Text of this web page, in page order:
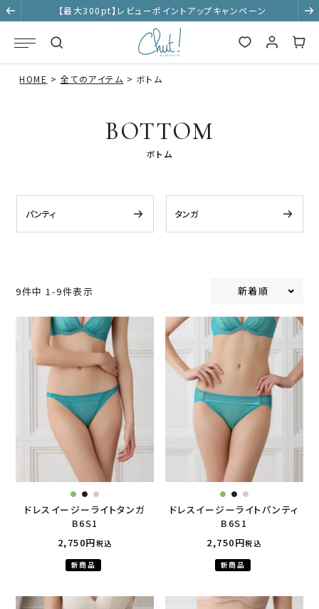
【最大300pt】レビューポイントアップキャンペーン
HOME 全てのアイテム ボトム
BOTTOM
ボトム
パンティ タンガ
新着順
9件中 1 -9件表示
ドレスイージーライトタンガ
B6S1
2,750
税込
新商品
ドレスイージーライトパンティ
B6S1
2,750
税込
新商品